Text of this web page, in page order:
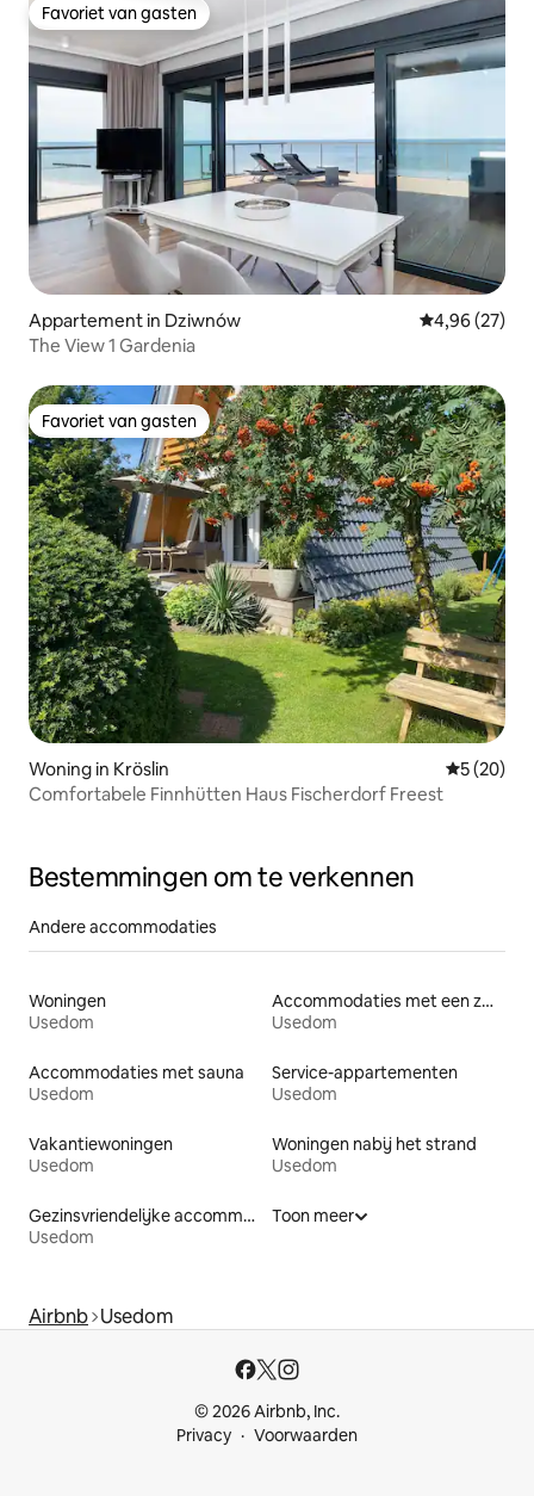
Favoriet van gasten
Favoriet van gasten
Appartement in Dziwnów Gemiddelde
4,96 (27)
The View 1 Gardenia
Favoriet van gasten
Favoriet van gasten
Woning in Kröslin
5 (20)
Comfortabele Finnhütten Haus Fischerdorf Freest
Bestemmingen om te verkennen
Andere accommodaties
Woningen
Usedom
Accommodaties met een zwembad
Usedom
Accommodaties met sauna
Usedom
Service-appartementen
Usedom
Vakantiewoningen
Usedom
Woningen nabij het strand
Usedom
Gezinsvriendelijke accommodaties
Usedom
Toon meer
Airbnb Usedom
© 2026 Airbnb, Inc.
Privacy
Voorwaarden